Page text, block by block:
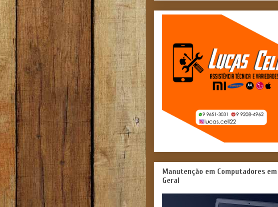
Manutenção em Computadores em
Geral